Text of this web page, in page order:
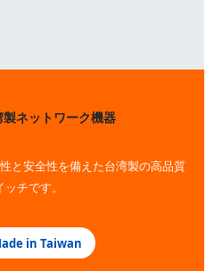
ネットワーク機器
と安全性を備えた台湾製の高品質
ッチです。
in Taiwan